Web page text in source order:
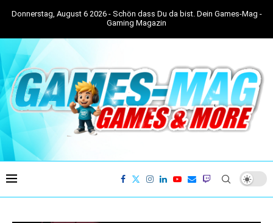
Donnerstag, August 6 2026 - Schön dass Du da bist. Dein Games-Mag -
Gaming Magazin